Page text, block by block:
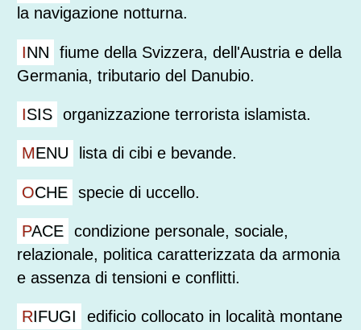
la navigazione notturna.
INN fiume della Svizzera, dell'Austria e della
Germania, tributario del Danubio.
ISIS organizzazione terrorista islamista.
MENU lista di cibi e bevande.
OCHE specie di uccello.
PACE condizione personale, sociale,
relazionale, politica caratterizzata da armonia
e assenza di tensioni e conflitti.
RIFUGI
edificio collocato in località montane